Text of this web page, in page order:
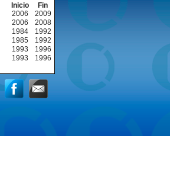
Inicio
Fin
2006
2009
2006
2008
1984
1992
1985
1992
1993
1996
1993 1996